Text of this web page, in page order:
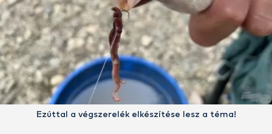
Ezúttal a végszerelék elkészítése lesz a téma!